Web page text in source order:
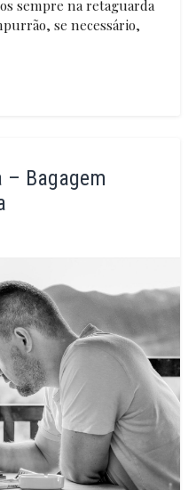
sempre na retaguarda
se necessário,
Bagagem